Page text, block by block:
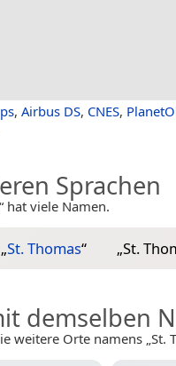
, Airbus DS, CNES,
Sprachen
hat viele Namen.
„St. Thomas“ „St.
demselben
weitere Orte namens „St.